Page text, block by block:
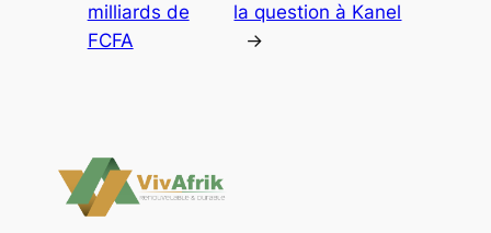
milliards de
FCFA
la question à Kanel
→